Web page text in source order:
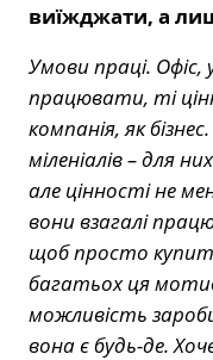
виїжджати, а
Умови праці.
працювати, ті
компанія, як
міленіалів – для
але цінності не
вони взагалі
щоб просто
багатьох ця
можливість
вона є будь-де.